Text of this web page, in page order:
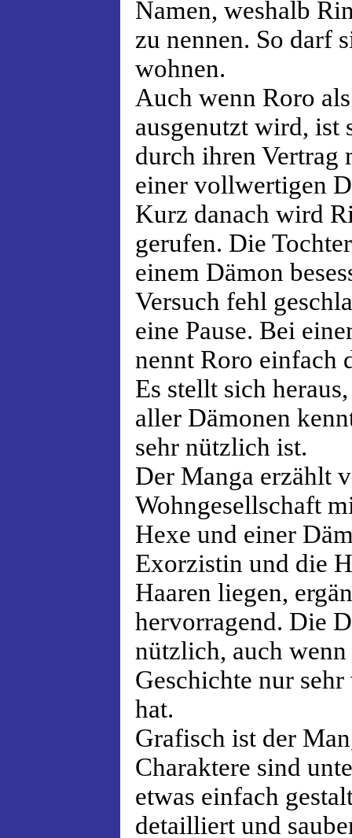
Namen, weshalb
zu nennen. So darf
wohnen.
Auch wenn Roro
ausgenutzt wird, ist
durch ihren Vertrag
einer vollwertigen
Kurz danach wird
gerufen. Die
einem Dämon
Versuch fehl
eine Pause. Bei
nennt Roro einfach
Es stellt sich
aller Dämonen
sehr nützlich ist.
Der Manga erzählt
Wohngesellschaft
Hexe und einer
Exorzistin und die
Haaren liegen,
hervorragend. Die
nützlich, auch
Geschichte nur
hat.
Grafisch ist der
Charaktere sind
etwas einfach
detailliert und